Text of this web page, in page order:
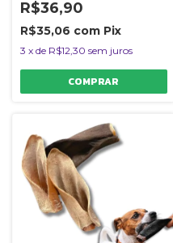
R$36,90
R$35,06 com Pix
3 x de R$12,30 sem juros